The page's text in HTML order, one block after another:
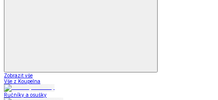
Zobrazit vše
Vše z Koupelna
Ručníky a osušky